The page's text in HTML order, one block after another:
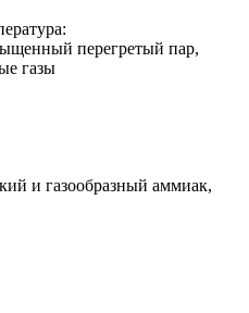
перегретый пар,
газы
и газообразный аммиак,